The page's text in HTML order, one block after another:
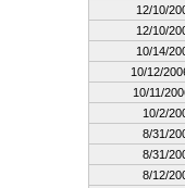
12/10/
12/10/
10/14/
10/12/
10/11/
10/2/
8/31/
8/31/
8/12/